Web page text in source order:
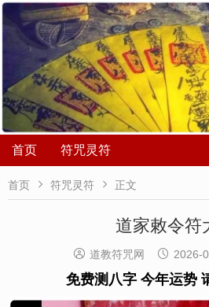
首页 符咒灵符
首页  符咒灵符  正文
道家敕令符
 道教符咒网  2026-
免费测八字 今年运势